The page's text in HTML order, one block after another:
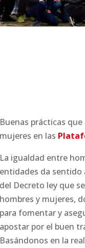
Buenas prácticas
mujeres en las
La igualdad entre
entidades da sentido
del Decreto ley que
hombres y mujeres,
para fomentar y
apostar por el buen
Basándonos en la